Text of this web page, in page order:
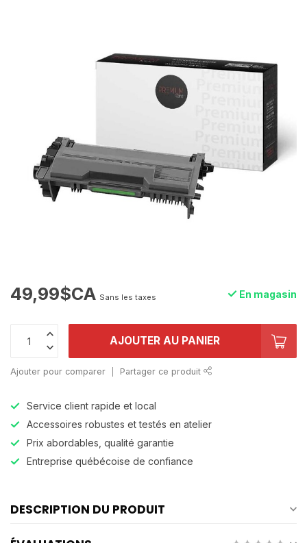
49,99$CA Sans les taxes En magasin
AJOUTER AU PANIER
Ajouter pour comparer Partager ce produit
Service client rapide et local
Accessoires robustes et testés en atelier
Prix abordables, qualité garantie
Entreprise québécoise de confiance
DESCRIPTION DU PRODUIT